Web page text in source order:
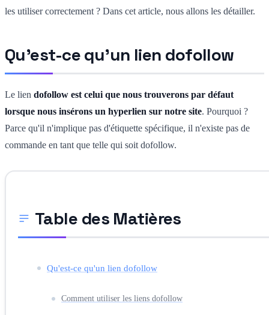
les utiliser correctement ? Dans cet article, nous allons les détailler.
Qu'est-ce qu'un lien dofollow
Le lien dofollow est celui que nous trouverons par défaut
lorsque nous insérons un hyperlien sur notre site. Pourquoi ?
Parce qu'il n'implique pas d'étiquette spécifique, il n'existe pas de
commande en tant que telle qui soit dofollow.
Table des Matières
Qu'est-ce qu'un lien dofollow
Comment utiliser les liens dofollow